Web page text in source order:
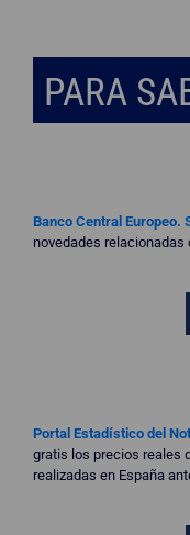
PARA
Banco Central Europeo.
novedades relacionadas
Portal Estadístico del
gratis los precios reales
realizadas en España